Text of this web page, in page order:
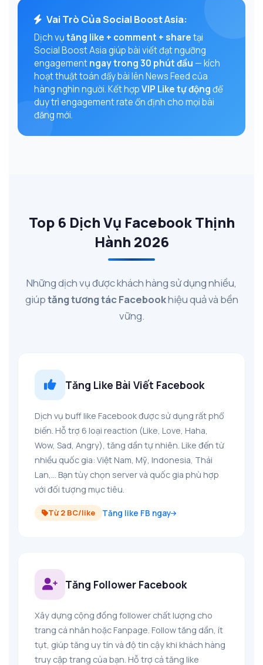
Vai Trò Của Social Boost Asia:
Dịch vụtăng like + comment + sharetại
Social Boost Asia giúp bài viết đạt ngưỡng
engagementngay trong 30 phút đầu — kích
hoạt thuật toán đẩy bài lên News Feed của
hàng nghìn người. Kết hợpVIP Like tự độngđể
duy trì engagement rate ổn định cho mọi bài
đăng mới.
Top 6 Dịch Vụ Facebook Thịnh
Hành 2026
Những dịch vụ được khách hàng sử dụng nhiều,
giúptăng tương tác Facebookhiệu quả và bền
vững.
Tăng Like Bài Viết Facebook
Dịch vụ buff like Facebook được sử dụng rất phổ
biến. Hỗ trợ 6 loại reaction (Like, Love, Haha,
Wow, Sad, Angry), tăng dần tự nhiên. Like đến từ
nhiều quốc gia: Việt Nam, Mỹ, Indonesia, Thái
Lan,... Bạn tùy chọn server và quốc gia phù hợp
với đối tượng mục tiêu.
Từ 2 BC/like Tăng like FB ngay
Tăng Follower Facebook
Xây dựng cộng đồng follower chất lượng cho
trang cá nhân hoặc Fanpage. Follow tăng dần, ít
tụt, giúp tăng uy tín và độ tin cậy khi khách hàng
truy cập trang của bạn. Hỗ trợ cả tăng like